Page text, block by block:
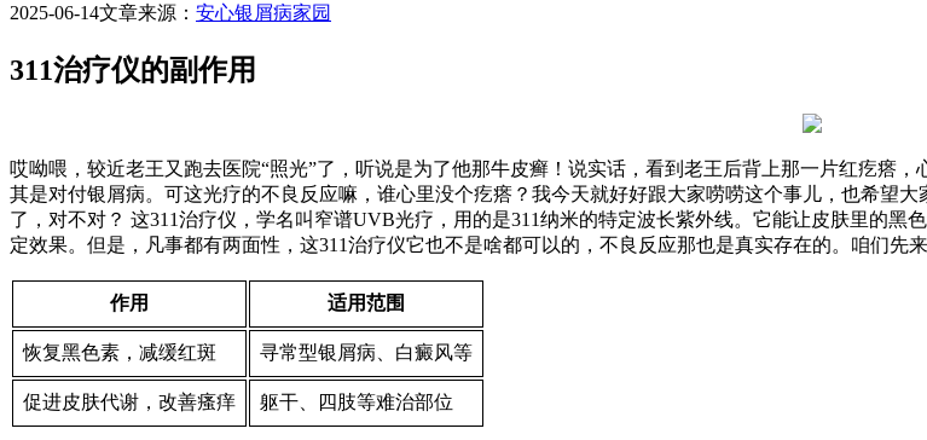
2025-06-14文章来源： 安心银屑病家园
311治疗仪的副作用
哎呦喂，较近老王又跑去医院“照光”了，听说是为了他那牛皮癣！说实话，看到老王后背上那一片红疙瘩
其是对付银屑病。可这光疗的不良反应嘛，谁心里没个疙瘩？我今天就好好跟大家唠唠这个事儿，也希望
了，对不对？ 这311治疗仪，学名叫窄谱UVB光疗，用的是311纳米的特定波长紫外线。它能让皮肤里的
定效果。但是，凡事都有两面性，这311治疗仪它也不是啥都可以的，不良反应那也是真实存在的。咱们先
作用 适用范围
恢复黑色素，减缓红斑 寻常型银屑病、白癜风等
促进皮肤代谢，改善瘙痒 躯干、四肢等难治部位